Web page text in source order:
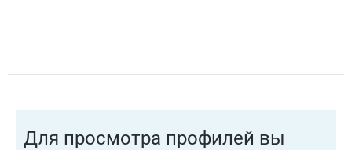
Для просмотра профилей вы